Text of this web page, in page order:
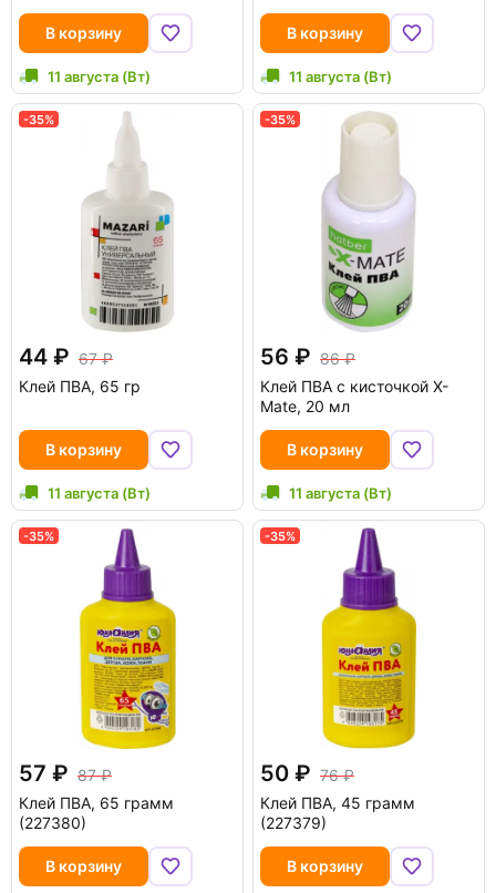
В корзину
11 августа (Вт)
В корзину
11 августа (Вт)
-35%
44
67
Клей ПВА, 65 гр
В корзину
11 августа (Вт)
-35%
56
86
Клей ПВА с кисточкой X-
Mate, 20 мл
В корзину
11 августа (Вт)
-35%
57
87
Клей ПВА, 65 грамм
(227380)
В корзину
-35%
50
76
Клей ПВА, 45 грамм
(227379)
В корзину